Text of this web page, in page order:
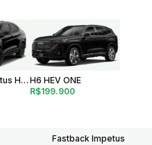
Fastback Impetus Hybrid H6 HEV ONE
R$199.900
Fastback Impetus